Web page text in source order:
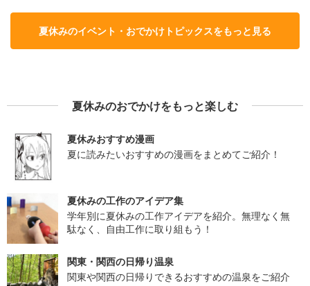
夏休みのイベント・おでかけトピックスをもっと見る
夏休みのおでかけをもっと楽しむ
夏休みおすすめ漫画
夏に読みたいおすすめの漫画をまとめてご紹介！
夏休みの工作のアイデア集
学年別に夏休みの工作アイデアを紹介。無理なく無
駄なく、自由工作に取り組もう！
関東・関西の日帰り温泉
関東や関西の日帰りできるおすすめの温泉をご紹介